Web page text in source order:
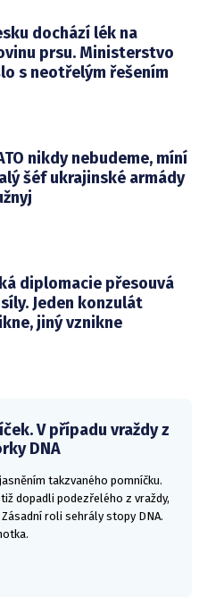
dochází lék na
prsu. Ministerstvo
s neotřelým řešením
nikdy nebudeme, míní
šéf ukrajinské armády
diplomacie přesouvá
Jeden konzulát
jiný vznikne
V případu vraždy z
DNA
takzvaného pomníčku.
dopadli podezřelého z vraždy,
roli sehrály stopy DNA.